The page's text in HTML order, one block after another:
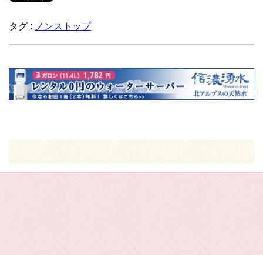
タグ : ノンストップ